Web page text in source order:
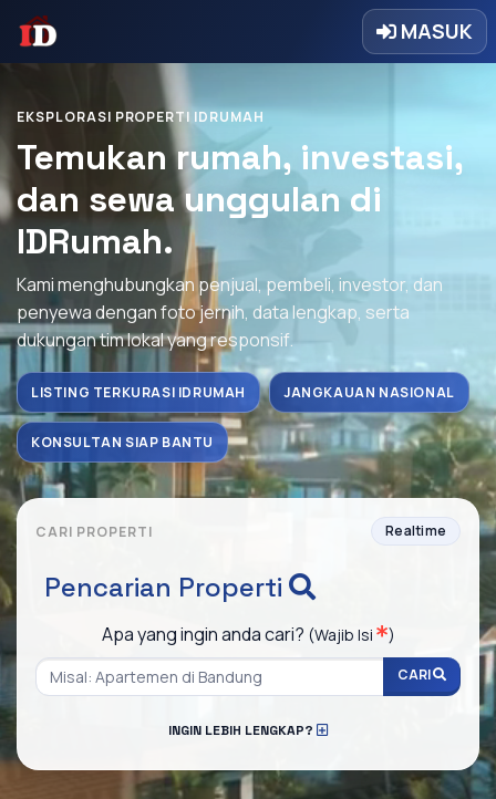
MASUK
EKSPLORASI PROPERTI IDRUMAH
Temukan rumah, investasi,
dan sewa unggulan di
IDRumah.
Kami menghubungkan penjual, pembeli, investor, dan
penyewa dengan foto jernih, data lengkap, serta
dukungan tim lokal yang responsif.
LISTING TERKURASI IDRUMAH JANGKAUAN NASIONAL
KONSULTAN SIAP BANTU
CARI PROPERTI Realtime
Pencarian Properti
Apa yang ingin anda cari? (Wajib Isi )
CARI
INGIN LEBIH LENGKAP?